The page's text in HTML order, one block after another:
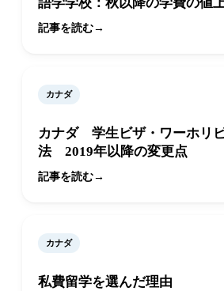
記事を読む
カナダ
カナダ 学生ビザ・ワーホリ
法 2019年以降の変更点
記事を読む
カナダ
私費留学を選んだ理由